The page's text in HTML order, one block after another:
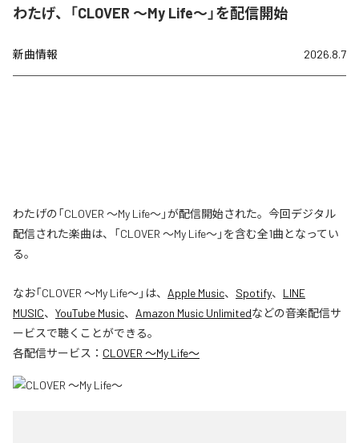
わたげ、「CLOVER ～My Life～」を配信開始
新曲情報 2026.8.7
わたげの「CLOVER ～My Life～」が配信開始された。今回デジタル
配信された楽曲は、「CLOVER ～My Life～」を含む全1曲となってい
る。
なお「CLOVER ～My Life～」は、 Apple Music、 Spotify、 LINE
MUSIC、 YouTube Music、 Amazon Music Unlimitedなどの音楽配信サ
ービスで聴くことができる。
各配信サービス： CLOVER ～My Life～